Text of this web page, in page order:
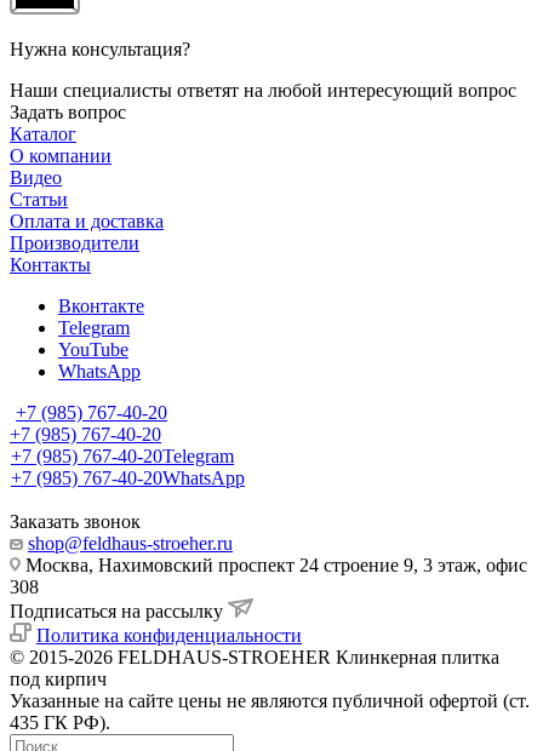
Нужна консультация?
Наши специалисты ответят на любой интересующий вопрос
Задать вопрос
Каталог
О компании
Видео
Статьи
Оплата и доставка
Производители
Контакты
Вконтакте
Telegram
YouTube
WhatsApp
+7 (985) 767-40-20
+7 (985) 767-40-20
+7 (985) 767-40-20Telegram
+7 (985) 767-40-20WhatsApp
Заказать звонок
shop@feldhaus-stroeher.ru
Москва, Нахимовский проспект 24 строение 9, 3 этаж, офис
308
Подписаться на рассылку
Политика конфиденциальности
© 2015-2026 FELDHAUS-STROEHER Клинкерная плитка
под кирпич
Указанные на сайте цены не являются публичной офертой (ст.
435 ГК РФ).